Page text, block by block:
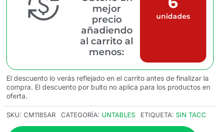
mejor
precio
añadiendo
al carrito al
menos:
unidades
El descuento lo verás reflejado en el carrito antes de finalizar la
compra. El descuento por bulto no aplica para los productos en
oferta.
SKU: CM1185AR CATEGORÍA: UNTABLES ETIQUETA: SIN TACC